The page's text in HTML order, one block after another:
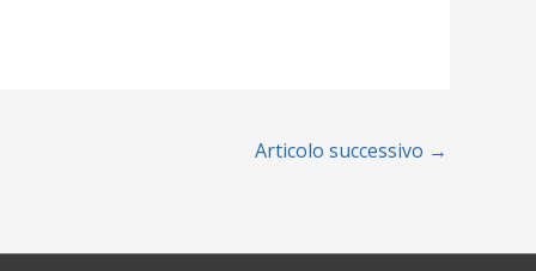
Articolo successivo →